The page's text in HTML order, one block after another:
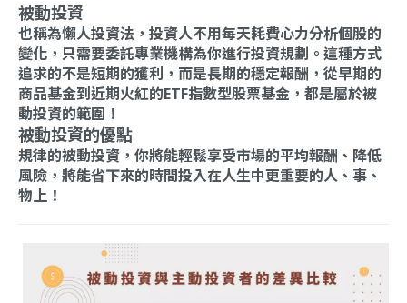
被動投資
也稱為懶人投資法，投資人不用每天耗費心力分析個股的
變化，只需要委託專業機構為你進行投資規劃。這種方式
追求的不是短期的獲利，而是長期的穩定報酬，從早期的
商品基金到近期火紅的ETF指數型股票基金，都是屬於被
動投資的範圍！
被動投資的優點
規律的被動投資，你將能輕鬆享受市場的平均報酬、降低
風險，將能省下來的時間投入在人生中更重要的人、事、
物上！